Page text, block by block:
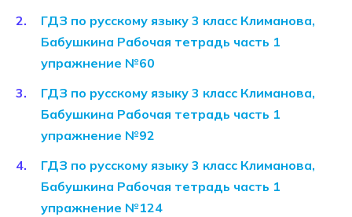
ГДЗ по русскому языку 3 класс Климанова,
Бабушкина Рабочая тетрадь часть 1
упражнение №60
ГДЗ по русскому языку 3 класс Климанова,
Бабушкина Рабочая тетрадь часть 1
упражнение №92
ГДЗ по русскому языку 3 класс Климанова,
Бабушкина Рабочая тетрадь часть 1
упражнение №124